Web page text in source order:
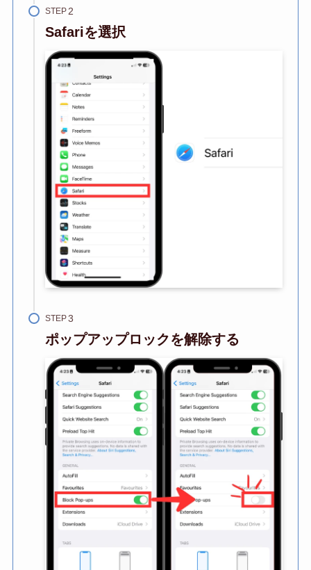
STEP
Safariを選択
STEP
ポップアップロックを解除する